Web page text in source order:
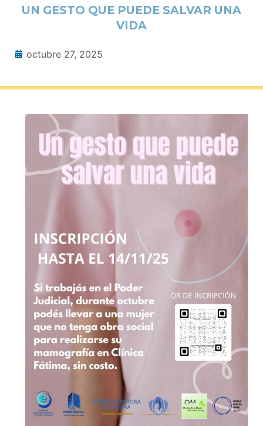
UN GESTO QUE PUEDE SALVAR UNA
VIDA
octubre 27, 2025